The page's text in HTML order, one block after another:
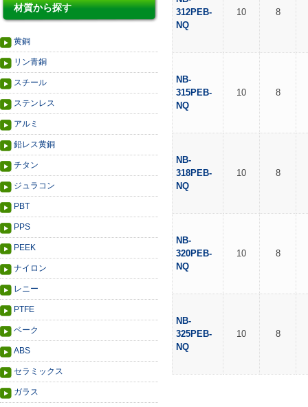
材質から探す
黄銅
リン青銅
スチール
ステンレス
アルミ
鉛レス黄銅
チタン
ジュラコン
PBT
PPS
PEEK
ナイロン
レニー
PTFE
ベーク
ABS
セラミックス
ガラス
312PEB-
NQ
10 8
NB-
315PEB-
NQ
10 8
NB-
318PEB-
NQ
10 8
NB-
320PEB-
NQ
10 8
NB-
325PEB-
NQ
10 8